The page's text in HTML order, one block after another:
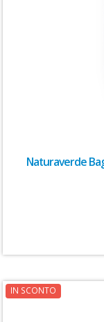
Naturaverde
IN SCONTO